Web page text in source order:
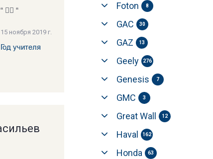
“ 👍🏻 “
15 ноября 2019 г.
Год учителя
Foton 8
GAC 30
GAZ 13
Geely 276
Genesis 7
GMC 3
Great Wall 12
Haval 162
Honda 63